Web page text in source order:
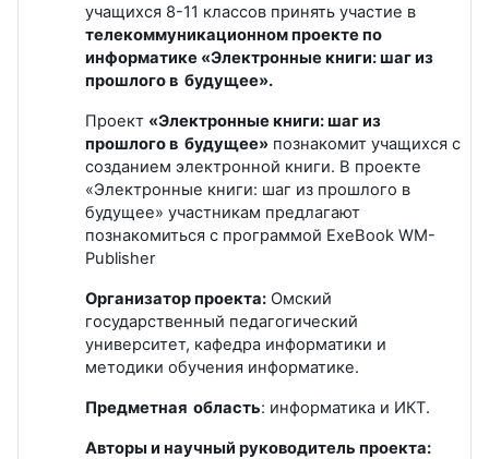
учащихся 8-11 классов принять участие в
телекоммуникационном проекте по
информатике «Электронные книги: шаг из
прошлого в будущее».
Проект «Электронные книги: шаг из
прошлого в будущее» познакомит учащихся с
созданием электронной книги. В проекте
«Электронные книги: шаг из прошлого в
будущее» участникам предлагают
познакомиться с программой ExeBook WM-
Publisher
Организатор проекта: Омский
государственный педагогический
университет, кафедра информатики и
методики обучения информатике.
Предметная область: информатика и ИКТ.
Авторы и научный руководитель проекта: